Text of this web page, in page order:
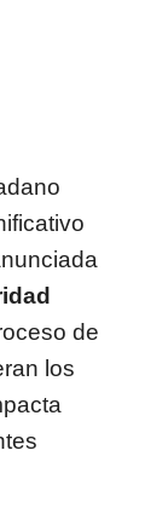
de
los